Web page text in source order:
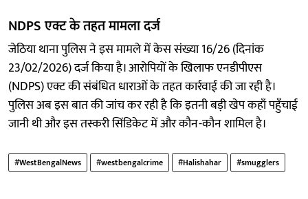
NDPS एक्ट के तहत मामला दर्ज
जेठिया थाना पुलिस ने इस मामले में केस संख्या 16/26 (दिनांक
23/02/2026) दर्ज किया है। आरोपियों के खिलाफ एनडीपीएस
(NDPS) एक्ट की संबंधित धाराओं के तहत कार्रवाई की जा रही है।
पुलिस अब इस बात की जांच कर रही है कि इतनी बड़ी खेप कहाँ पहुँचाई
जानी थी और इस तस्करी सिंडिकेट में और कौन-कौन शामिल है।
#WestBengalNews #westbengalcrime #Halishahar #smugglers